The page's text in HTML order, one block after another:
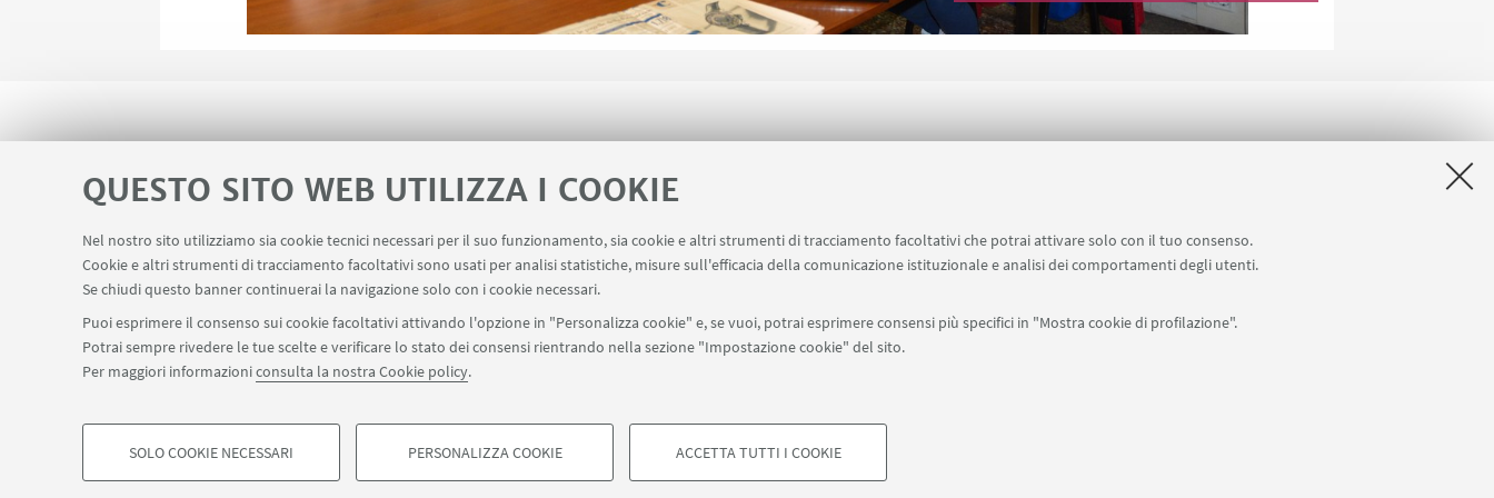
QUESTO SITO WEB UTILIZZA I COOKIE
Nel nostro sito utilizziamo sia cookie tecnici necessari per il suo funzionamento, sia cookie e altri strumenti di tracciamento facoltativi che potrai attivare solo con il tuo consenso.
Cookie e altri strumenti di tracciamento facoltativi sono usati per analisi statistiche, misure sull'efficacia della comunicazione istituzionale e analisi dei comportamenti degli utenti.
Se chiudi questo banner continuerai la navigazione solo con i cookie necessari.
Puoi esprimere il consenso sui cookie facoltativi attivando l'opzione in "Personalizza cookie" e, se vuoi, potrai esprimere consensi più specifici in "Mostra cookie di profilazione".
Potrai sempre rivedere le tue scelte e verificare lo stato dei consensi rientrando nella sezione "Impostazione cookie" del sito.
Per maggiori informazioniconsulta la nostra Cookie policy.
COOKIE DI PROFILAZIONE - FACOLTATIVI COOKIE TECNICI - NECESSARI
SOLO COOKIE NECESSARI PERSONALIZZA COOKIE ACCETTA TUTTI I COOKIE
LINK UTILI Area riservata Contatti
SEGUI IL DIPARTIMENTO SU: SEGUI UNIBO SU:
©Copyright 2026 - ALMA MATER STUDIORUM - Università di Bologna - Via Zamboni, 33 - 40126 Bologna - PI: 01131710376 - CF: 80007010376
Note legali Informazioni sul sito e accessibilità Impostazioni Cookie